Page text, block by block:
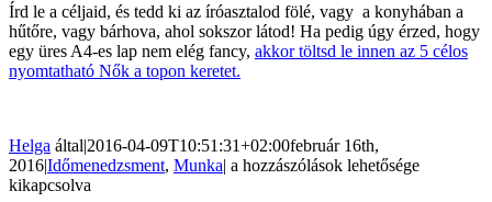
Írd le a céljaid, és tedd ki az íróasztalod fölé, vagy a konyhában a
hűtőre, vagy bárhova, ahol sokszor látod! Ha pedig úgy érzed, hogy
egy üres A4-es lap nem elég fancy, akkor töltsd le innen az 5 célos
nyomtatható Nők a topon keretet.
Helga által|2016-04-09T10:51:31+02:00február 16th,
2016|Időmenedzsment, Munka| 5a hozzászólások lehetősége
kikapcsolva